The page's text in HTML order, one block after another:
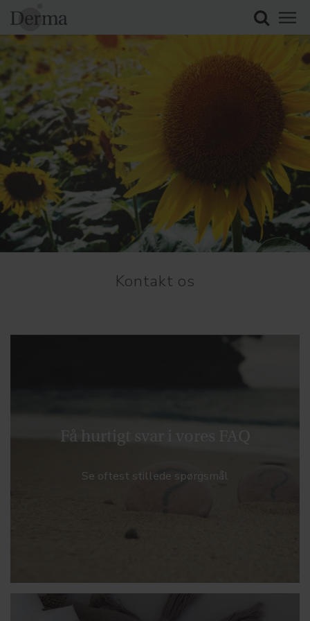
Kontakt os
Få hurtigt svar i vores FAQ
Se oftest stillede spørgsmål